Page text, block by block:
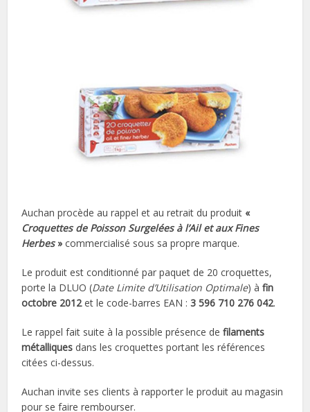
Auchan procède au rappel et au retrait du produit «
Croquettes de Poisson Surgelées à l’Ail et aux Fines
Herbes» commercialisé sous sa propre marque.
Le produit est conditionné par paquet de 20 croquettes,
porte la DLUO (Date Limite d’Utilisation Optimale) àfin
octobre 2012et le code-barres EAN :3 596 710 276 042.
Le rappel fait suite à la possible présence defilaments
métalliques dans les croquettes portant les références
citées ci-dessus.
Auchan invite ses clients à rapporter le produit au magasin
pour se faire rembourser.